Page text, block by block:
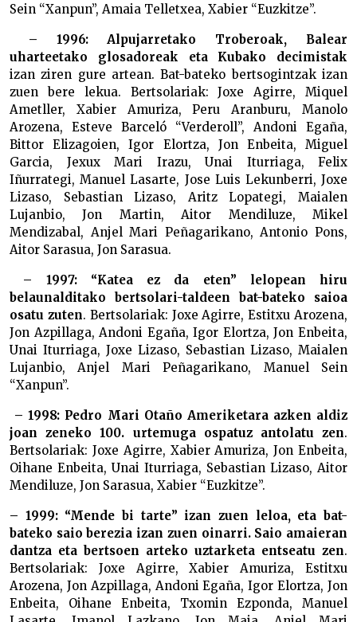
Sein “Xanpun”, Amaia Telletxea, Xabier “Euzkitze”.
– 1996: Alpujarretako Troberoak, Balear
uharteetako glosadoreak eta Kubako decimistak
izan ziren gure artean. Bat-bateko bertsogintzak izan
zuen bere lekua. Bertsolariak: Joxe Agirre, Miquel
Ametller, Xabier Amuriza, Peru Aranburu, Manolo
Arozena, Esteve Barceló “Verderoll”, Andoni Egaña,
Bittor Elizagoien, Igor Elortza, Jon Enbeita, Miguel
Garcia, Jexux Mari Irazu, Unai Iturriaga, Felix
Iñurrategi, Manuel Lasarte, Jose Luis Lekunberri, Joxe
Lizaso, Sebastian Lizaso, Aritz Lopategi, Maialen
Lujanbio, Jon Martin, Aitor Mendiluze, Mikel
Mendizabal, Anjel Mari Peñagarikano, Antonio Pons,
Aitor Sarasua, Jon Sarasua.
– 1997: “Katea ez da eten” lelopean hiru
belaunalditako bertsolari-taldeen bat-bateko saioa
osatu zuten. Bertsolariak: Joxe Agirre, Estitxu Arozena,
Jon Azpillaga, Andoni Egaña, Igor Elortza, Jon Enbeita,
Unai Iturriaga, Joxe Lizaso, Sebastian Lizaso, Maialen
Lujanbio, Anjel Mari Peñagarikano, Manuel Sein
“Xanpun”.
– 1998: Pedro Mari Otaño Ameriketara azken aldiz
joan zeneko 100. urtemuga ospatuz antolatu zen.
Bertsolariak: Joxe Agirre, Xabier Amuriza, Jon Enbeita,
Oihane Enbeita, Unai Iturriaga, Sebastian Lizaso, Aitor
Mendiluze, Jon Sarasua, Xabier “Euzkitze”.
– 1999: “Mende bi tarte” izan zuen leloa, eta bat-
bateko saio berezia izan zuen oinarri. Saio amaieran
dantza eta bertsoen arteko uztarketa entseatu zen.
Bertsolariak: Joxe Agirre, Xabier Amuriza, Estitxu
Arozena, Jon Azpillaga, Andoni Egaña, Igor Elortza, Jon
Enbeita, Oihane Enbeita, Txomin Ezponda, Manuel